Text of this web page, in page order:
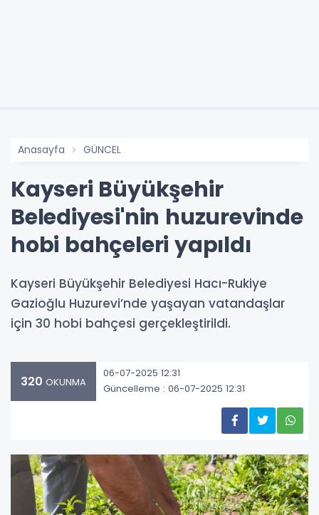
Anasayfa GÜNCEL
Kayseri Büyükşehir
Belediyesi'nin huzurevinde
hobi bahçeleri yapıldı
Kayseri Büyükşehir Belediyesi Hacı-Rukiye
Gazioğlu Huzurevi’nde yaşayan vatandaşlar
için 30 hobi bahçesi gerçekleştirildi.
320 OKUNMA
06-07-2025 12:31
Güncelleme : 06-07-2025 12:31